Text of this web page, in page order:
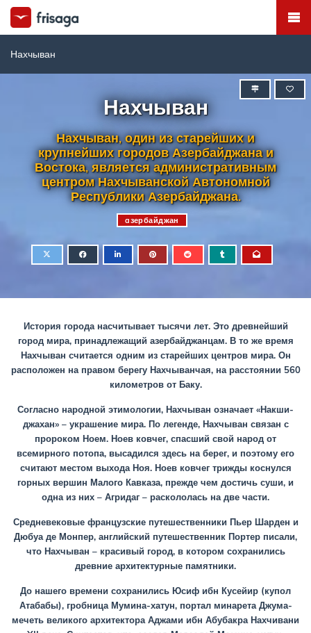
Нахчыван
Нахчыван
Нахчыван, один из старейших и
крупнейших городов Азербайджана и
Востока, является административным
центром Нахчыванской Автономной
Республики Азербайджана.
aзербайджан
История города насчитывает тысячи лет. Это древнейший
город мира, принадлежащий азербайджанцам. В то же время
Нахчыван считается одним из старейших центров мира. Он
расположен на правом берегу Нахчыванчая, на расстоянии 560
километров от Баку.
Согласно народной этимологии, Нахчыван означает «Накши-
джахан» – украшение мира. По легенде, Нахчыван связан с
пророком Ноем. Ноев ковчег, спасший свой народ от
всемирного потопа, высадился здесь на берег, и поэтому его
считают местом выхода Ноя. Ноев ковчег трижды коснулся
горных вершин Малого Кавказа, прежде чем достичь суши, и
одна из них – Агридаг – раскололась на две части.
Средневековые французские путешественники Пьер Шарден и
Дюбуа де Монпер, английский путешественник Портер писали,
что Нахчыван – красивый город, в котором сохранились
древние архитектурные памятники.
До нашего времени сохранились Юсиф ибн Кусейир (купол
Атабабы), гробница Мумина-хатун, портал минарета Джума-
мечеть великого архитектора Аджами ибн Абубакра Нахчивани